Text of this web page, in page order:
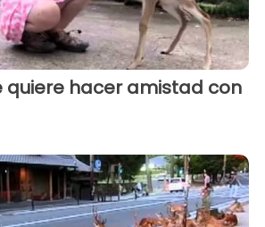
quiere hacer amistad con